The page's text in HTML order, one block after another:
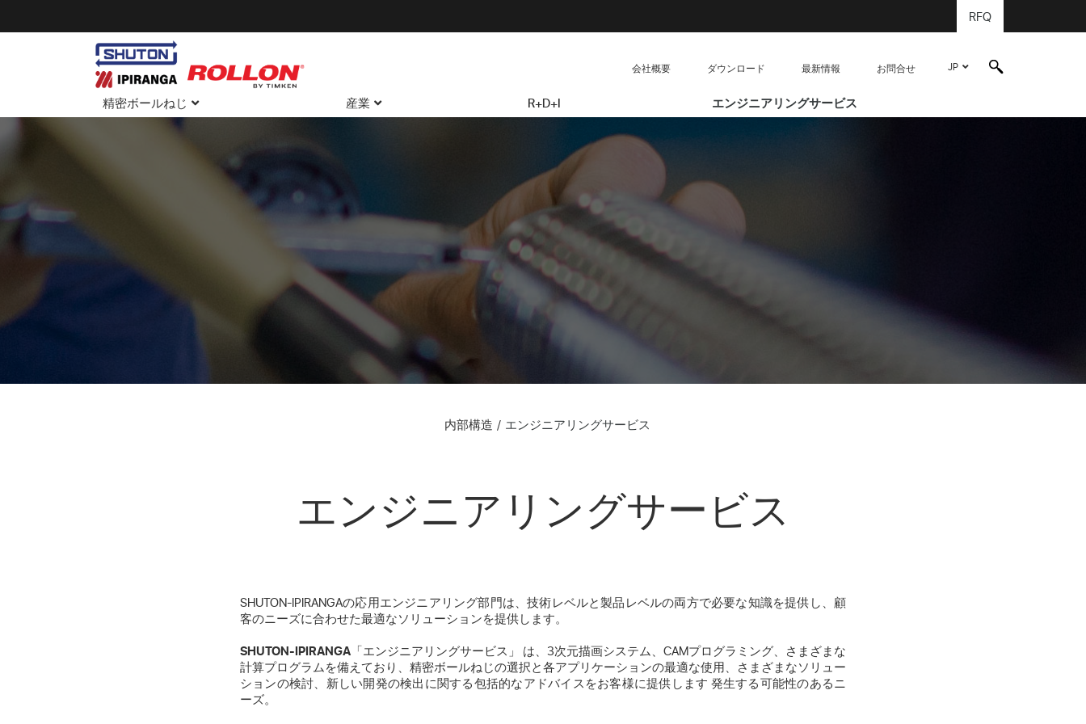
RFQ
JP
会社概要 ダウンロード 最新情報 お問合せ
精密ボールねじ 産業 R+D+I エンジニアリングサービス
内部構造 エンジニアリングサービス
エンジニアリングサービス
SHUTON-IPIRANGAの応用エンジニアリング部門は、技術レベルと製品レベルの両方で必要な知識を提供し、顧
客のニーズに合わせた最適なソリューションを提供します。
SHUTON-IPIRANGA「エンジニアリングサービス」
は、3次元描画システム、CAMプログラミング、さまざまな
計算プログラムを備えており、精密ボールねじの選択と各アプリケーションの最適な使用、さまざまなソリュー
ションの検討、新しい開発の検出に関する包括的なアドバイスをお客様に提供します 発生する可能性のあるニ
ーズ。